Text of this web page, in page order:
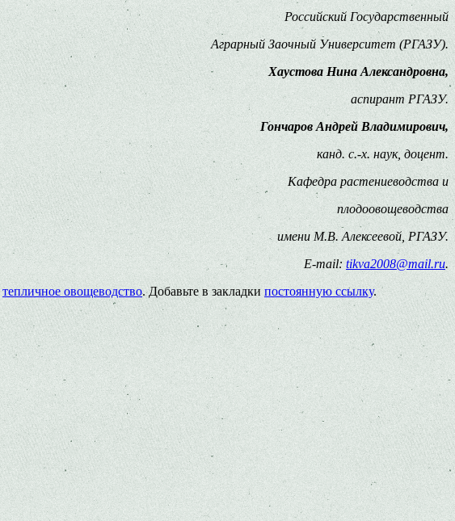
Российский Государственный
Аграрный Заочный Университет (РГАЗУ).
Хаустова Нина Александровна,
аспирант РГАЗУ.
Гончаров Андрей Владимирович,
канд. с.-х. наук, доцент.
Кафедра растениеводства и
плодоовощеводства
имени М.В. Алексеевой, РГАЗУ.
E-mail: tikva2008@mail.ru.
тепличное овощеводство. Добавьте в закладки постоянную ссылку.